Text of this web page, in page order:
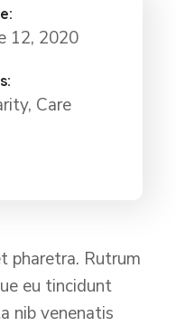
pharetra. Rutrum
eu tincidunt
nib venenatis
12, 2020
, Care